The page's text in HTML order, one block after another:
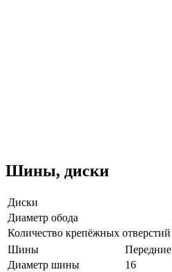
Шины, диски
Диски
Диаметр обода
Количество крепёжных отверстий
Шины
Передние
Диаметр шины
16